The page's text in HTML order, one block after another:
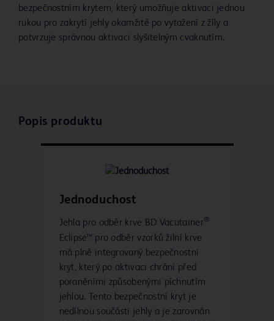
bezpečnostním krytem, který umožňuje aktivaci jednou
rukou pro zakrytí jehly okamžitě po vytažení z žíly a
potvrzuje správnou aktivaci slyšitelným cvaknutím.
Popis produktu
Jednoduchost
Jehla pro odběr krve BD Vacutainer®
Eclipse™ pro odběr vzorků žilní krve
má plně integrovaný bezpečnostní
kryt, který po aktivaci chrání před
poraněními způsobenými píchnutím
jehlou. Tento bezpečnostní kryt je
nedílnou součástí jehly a je zarovnán